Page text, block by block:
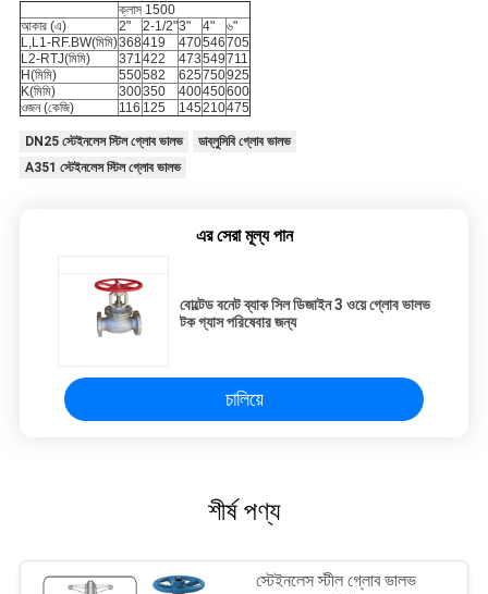
ক্লাস 1500
আকার (এ)
2" 2-1/2"3" 4"
৬"
L,L1-RF.BW(মিমি)368419 470546705
L2-RTJ(মিমি)
371422 473549711
H(মিমি)
550582 625750925
K(মিমি)
300350 400450600
ওজন (কেজি)
116 125 145210475
DN25 স্টেইনলেস স্টিল গ্লোব ভালভ
ডাব্লুসিবি গ্লোব ভালভ
A351 স্টেইনলেস স্টিল গ্লোব ভালভ
এর সেরা মূল্য পান
বোল্টেড বনেট ব্যাক সিল ডিজাইন 3 ওয়ে গ্লোব ভালভ
টক গ্যাস পরিষেবার জন্য
চালিয়ে
শীর্ষ পণ্য
স্টেইনলেস স্টীল গ্লোব ভালভ